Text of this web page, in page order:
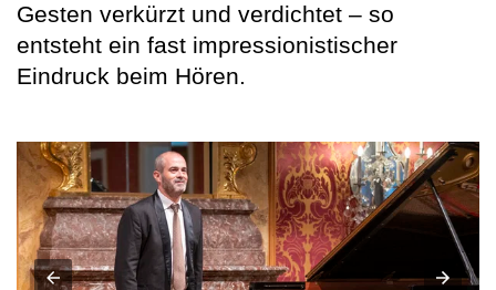
Gesten verkürzt und verdichtet – so
entsteht ein fast impressionistischer
Eindruck beim Hören.